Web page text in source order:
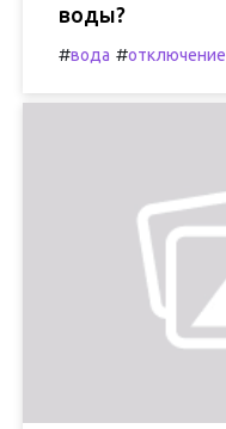
воды?
#вода #отключение